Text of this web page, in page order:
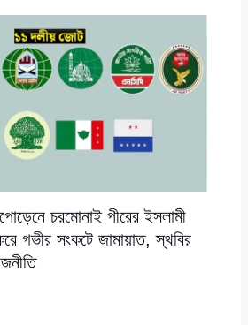
চরমোনাই পীরের ইসলামী
গভীর সংকটে জামায়াত, স্থবির